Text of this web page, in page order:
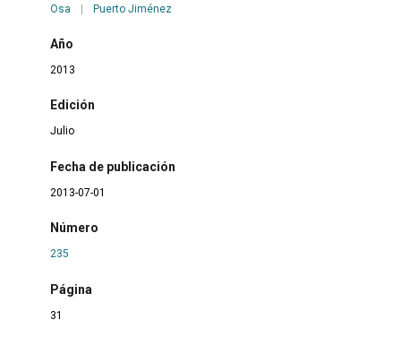
Osa
| Puerto Jiménez
Año
2013
Edición
Julio
Fecha de publicación
2013-07-01
Número
235
Página
31